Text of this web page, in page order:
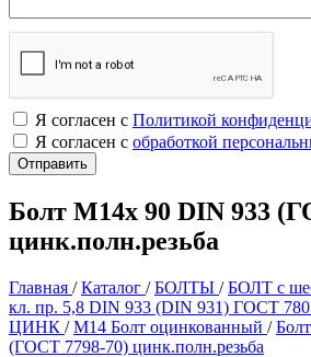
Я согласен с Политикой
Я согласен с обработкой
Болт М14х 90 DIN 933
цинк.полн.резьба
Главная /Каталог /БОЛТЫ /БОЛТ с
кл. пр. 5,8 DIN 933 (DIN 931) ГОСТ
ЦИНК /М14 Болт оцинкованный /
(ГОСТ 7798-70) цинк.полн.резьба